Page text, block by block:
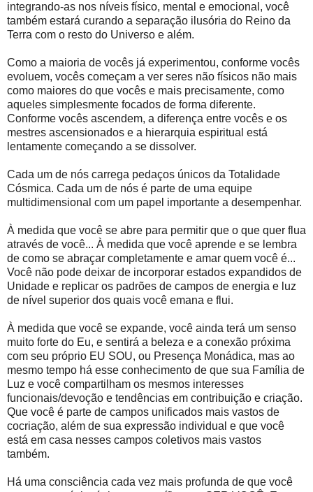
integrando-as nos níveis físico, mental e emocional, você
também estará curando a separação ilusória do Reino da
Terra com o resto do Universo e além.
Como a maioria de vocês já experimentou, conforme vocês
evoluem, vocês começam a ver seres não físicos não mais
como maiores do que vocês e mais precisamente, como
aqueles simplesmente focados de forma diferente.
Conforme vocês ascendem, a diferença entre vocês e os
mestres ascensionados e a hierarquia espiritual está
lentamente começando a se dissolver.
Cada um de nós carrega pedaços únicos da Totalidade
Cósmica. Cada um de nós é parte de uma equipe
multidimensional com um papel importante a desempenhar.
À medida que você se abre para permitir que o que quer flua
através de você... À medida que você aprende e se lembra
de como se abraçar completamente e amar quem você é...
Você não pode deixar de incorporar estados expandidos de
Unidade e replicar os padrões de campos de energia e luz
de nível superior dos quais você emana e flui.
À medida que você se expande, você ainda terá um senso
muito forte do Eu, e sentirá a beleza e a conexão próxima
com seu próprio EU SOU, ou Presença Monádica, mas ao
mesmo tempo há esse conhecimento de que sua Família de
Luz e você compartilham os mesmos interesses
funcionais/devoção e tendências em contribuição e criação.
Que você é parte de campos unificados mais vastos de
cocriação, além de sua expressão individual e que você
está em casa nesses campos coletivos mais vastos
também.
Há uma consciência cada vez mais profunda de que você